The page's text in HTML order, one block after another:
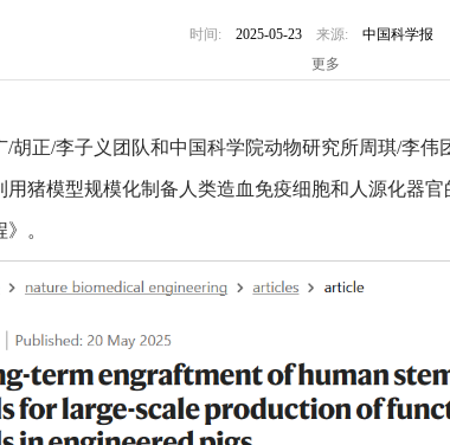
时间: 2025-05-23 来源:
中国科学报
更多
胡正/李子义团队和中国科学院动物研究所周琪/李
猪模型规模化制备人类造血免疫细胞和人源化器
。